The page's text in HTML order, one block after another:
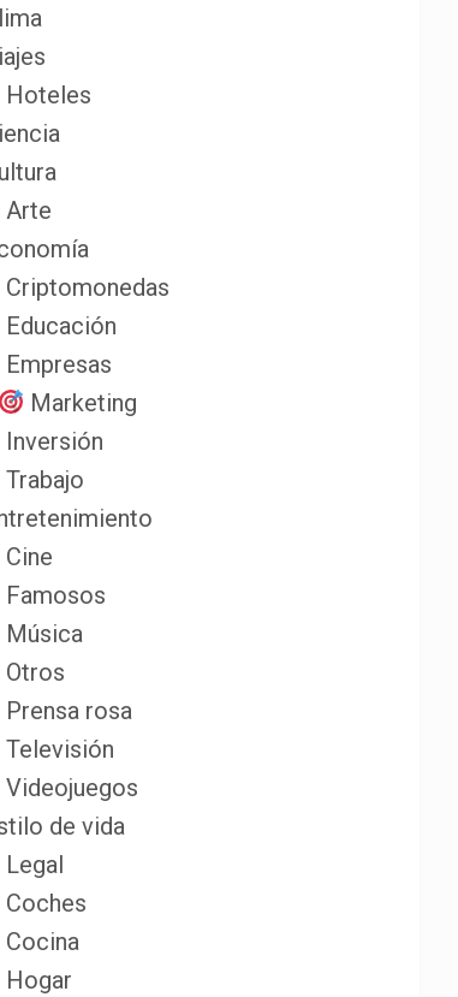
Hoteles
Arte
Criptomonedas
Educación
Empresas
Marketing
Inversión
Trabajo
Cine
Famosos
Música
Otros
Prensa rosa
Televisión
Videojuegos
de vida
Legal
Coches
Cocina
Hogar